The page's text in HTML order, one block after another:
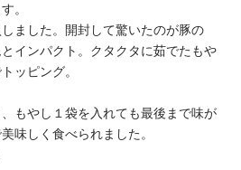
。
ました。開封して驚いたのが豚の
インパクト。クタクタに茹でたもや
ッピング。
もやし１袋を入れても最後まで味が
味しく食べられました。